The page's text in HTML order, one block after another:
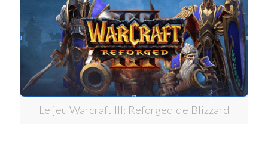
Le jeu Warcraft III: Reforged de Blizzard